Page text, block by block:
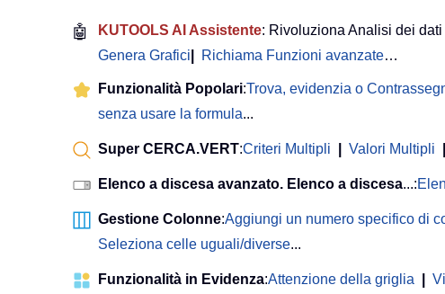
🤖 KUTOOLS AI Assistente: Rivoluziona Analisi dei dati
Genera Grafici
Richiama Funzioni avanzate…
Funzionalità Popolari:Trova, evidenzia o
senza usare la formula...
Super CERCA.VERT:Criteri Multipli Valori Multipli
Elenco a discesa avanzato. Elenco a discesa...:
Gestione Colonne:Aggiungi un numero specifico di
Seleziona celle uguali/diverse...
Funzionalità in Evidenza:Attenzione della griglia